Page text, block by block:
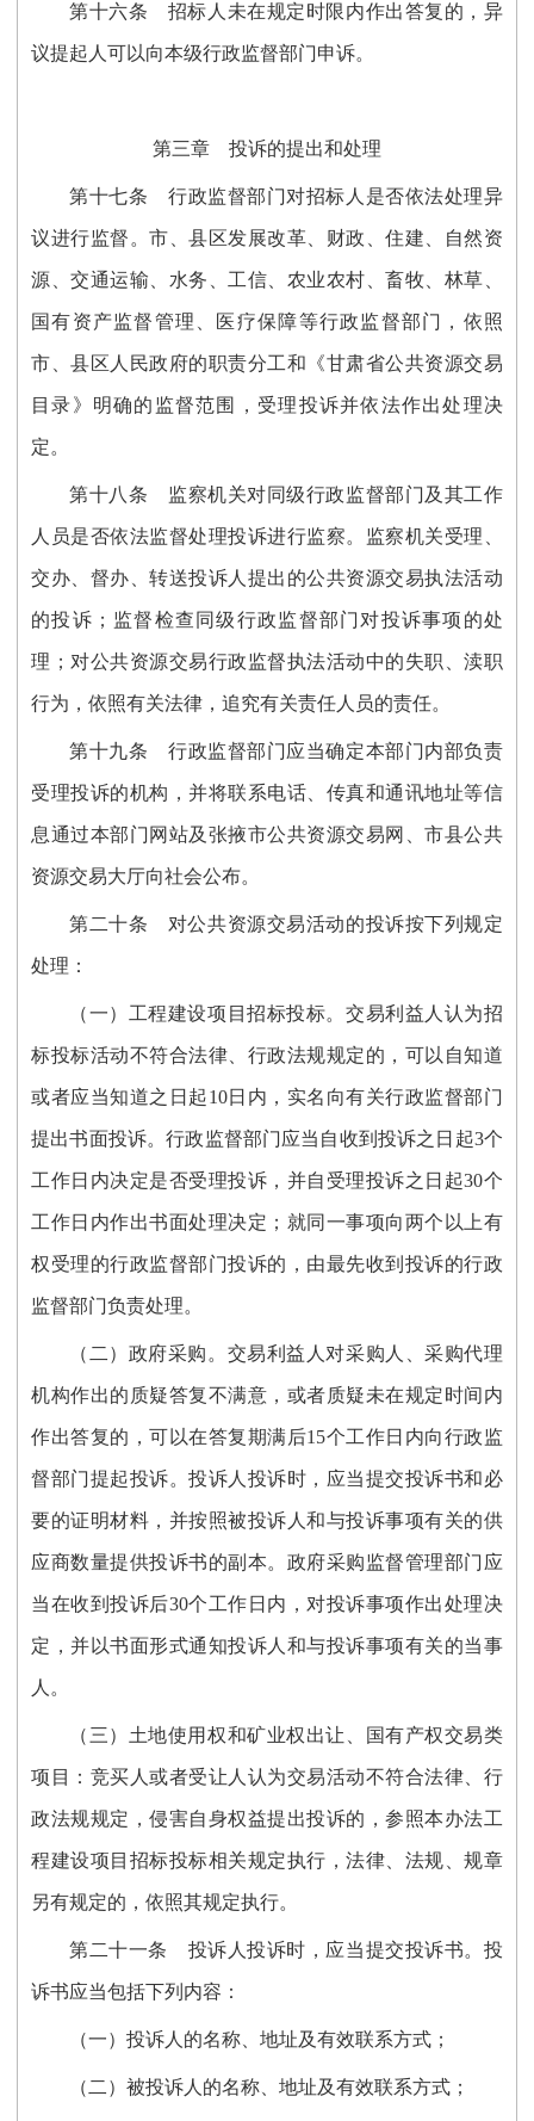
第十六条 招标人未在规定时限内作出答复的，异
议提起人可以向本级行政监督部门申诉。
第三章 投诉的提出和处理
第十七条 行政监督部门对招标人是否依法处理异
议进行监督。市、县区发展改革、财政、住建、自然资
源、交通运输、水务、工信、农业农村、畜牧、林草、
国有资产监督管理、医疗保障等行政监督部门，依照
市、县区人民政府的职责分工和《甘肃省公共资源交易
目录》明确的监督范围，受理投诉并依法作出处理决
定。
第十八 条 监察机关对同级行政监督部门及其工作
人员是否依法监督处理投诉进行监察。监察机关受理、
交办、督办、转送投诉人提出的公共资源交易执法活动
的投诉；监督检查同级行政监督部门对投诉事项的处
理；对公共资源交易行政监督执法活动中的失职、渎职
行为，依照有关法律，追究有关责任人员的责任。
第十九条 行政监督部门应当确定本部门内部负责
受理投诉的机构，并将联系电话、传真和通讯地址等信
息通过本部门网站及张掖市公共资源交易网、市县公共
资源交易大厅向社会公布。
第二十条 对公共资源交易活动的投诉按下列规定
处理：
（一）工程建设项目招标投标。交易利益人认为招
标投标活动不符合法律、行政法规规定的，可以自知道
或者应当知道之日起10日内，实名向有关行政监督部门
提出书面投诉。行政监督部门应当自收到投诉之日起3个
工作日内决定是否受理投诉，并自受理投诉之日起30个
工作日内作出书面处理决定；就同一事项向两个以上有
权受理的行政监督部门投诉的，由最先收到投诉的行政
监督部门负责处理。
（二）政府采购。交易利益人对采购人、采购代理
机构作出的质疑答复不满意，或者质疑未在规定时间内
作出答复的，可以在答复期满后15个工作日内向行政监
督部门提起投诉。投诉人投诉时 ， 应当提交投诉书和必
要的证明材料，并按照被投诉人和与投诉事项有关的供
应商数量提供投诉书的副本。政府采购监督管理部门应
当在收到投诉后30个工作日内，对投诉事项作出处理决
定，并以书面形式通知投诉人和与投诉事项有关的当事
人。
（三）土地使用权和矿业权出让、国有产权交易类
项目：竞买人或者受让人认为交易活动不符合法律、行
政法规规定，侵害自身权益提出投诉的，参照本办法工
程建设项目招标投标相关规定执行，法律、法规、规章
另有规定的，依照其规定执行。
第二十一条 投诉人投诉时，应当提交投诉书。投
诉书应当包括下列内容：
（一）投诉人的名称、地址及有效联系方式；
（二）被投诉人的名称、地址及有效联系方式；